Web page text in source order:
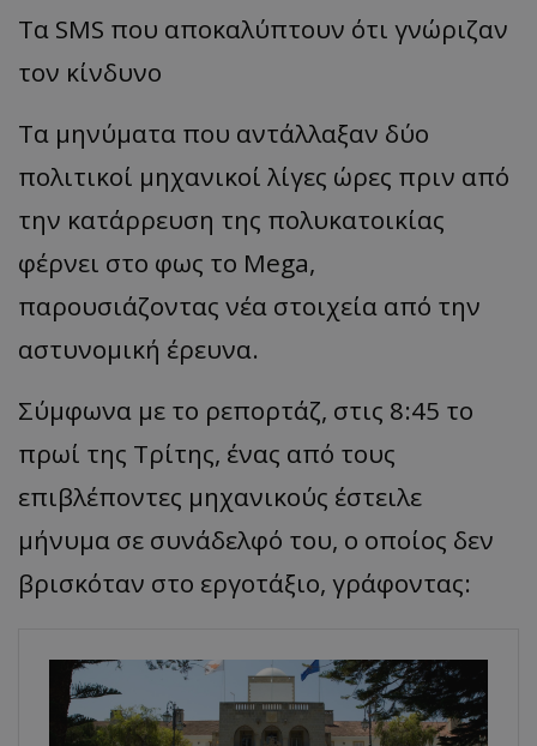
Τα SMS που αποκαλύπτουν ότι γνώριζαν
τον κίνδυνο
Τα μηνύματα που αντάλλαξαν δύο
πολιτικοί μηχανικοί λίγες ώρες πριν από
την κατάρρευση της πολυκατοικίας
φέρνει στο φως το Mega,
παρουσιάζοντας νέα στοιχεία από την
αστυνομική έρευνα.
Σύμφωνα με το ρεπορτάζ, στις 8:45 το
πρωί της Τρίτης, ένας από τους
επιβλέποντες μηχανικούς έστειλε
μήνυμα σε συνάδελφό του, ο οποίος δεν
βρισκόταν στο εργοτάξιο, γράφοντας: